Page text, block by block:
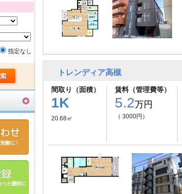
指定なし
トレンディア高槻
間取り（面積）
1K
20.68㎡
賃料（管理費等）
5.2万円
（ 3000円）